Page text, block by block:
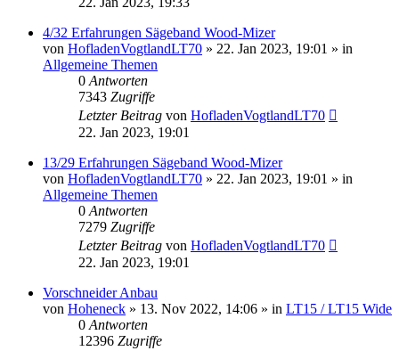
4/32 Erfahrungen Sägeband Wood-Mizer
von HofladenVogtlandLT70 » 22. Jan 2023, 19:01 » in
Allgemeine Themen
0 Antworten
7343 Zugriffe
Letzter Beitrag von HofladenVogtlandLT70
22. Jan 2023, 19:01
13/29 Erfahrungen Sägeband Wood-Mizer
von HofladenVogtlandLT70 » 22. Jan 2023, 19:01 » in
Allgemeine Themen
0 Antworten
7279 Zugriffe
Letzter Beitrag von HofladenVogtlandLT70
22. Jan 2023, 19:01
Vorschneider Anbau
von Hoheneck » 13. Nov 2022, 14:06 » in LT15 / LT15 Wide
0 Antworten
12396 Zugriffe